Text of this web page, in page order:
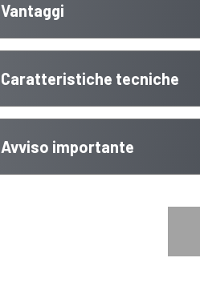
Vantaggi
Caratteristiche tecniche
Avviso importante